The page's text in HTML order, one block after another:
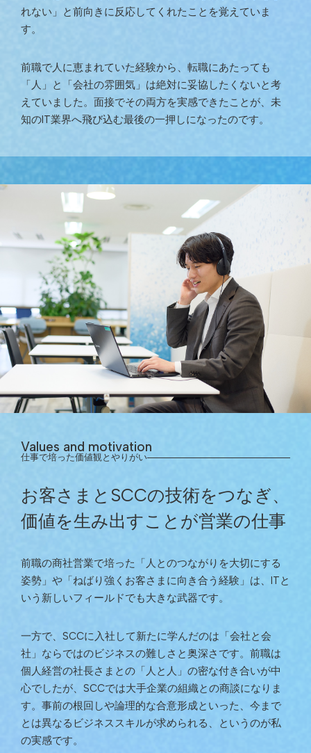
れない」と前向きに反応してくれたことを覚えていま
す。
前職で人に恵まれていた経験から、転職にあたっても
「人」と「会社の雰囲気」は絶対に妥協したくないと考
えていました。面接でその両方を実感できたことが、未
知のIT業界へ飛び込む最後の一押しになったのです。
Values and motivation
仕事で培った価値観とやりがい
お客さまとSCCの技術をつなぎ、
価値を生み出すことが営業の仕事
前職の商社営業で培った「人とのつながりを大切にする
姿勢」や「ねばり強くお客さまに向き合う経験」は、ITと
いう新しいフィールドでも大きな武器です。
一方で、SCCに入社して新たに学んだのは「会社と会
社」ならではのビジネスの難しさと奥深さです。前職は
個人経営の社長さまとの「人と人」の密な付き合いが中
心でしたが、SCCでは大手企業の組織との商談になりま
す。事前の根回しや論理的な合意形成といった、今まで
とは異なるビジネススキルが求められる、というのが私
の実感です。